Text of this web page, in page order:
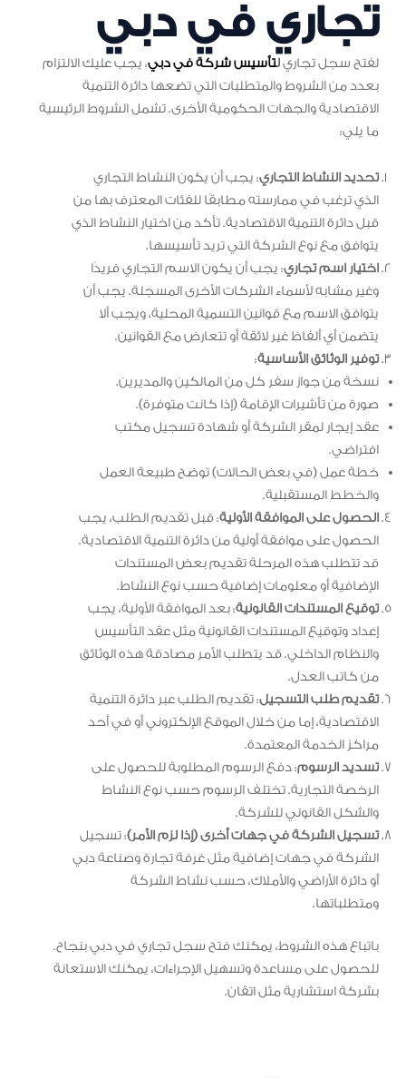
تجاري في دبي
لفتح سجل تجاريلتأسيس شركة في دبي، يجب عليك الالتزام
بعدد من الشروط والمتطلبات التي تضعها دائرة التنمية
الاقتصادية والجهات الحكومية الأخرى. تشمل الشروط الرئيسية
ما يلي:
تحديد النشاط التجاري: يجب أن يكون النشاط التجاري
الذي ترغب في ممارسته مطابقًا للفئات المعترف بها من
قبل دائرة التنمية الاقتصادية. تأكد من اختيار النشاط الذي
يتوافق مع نوع الشركة التي تريد تأسيسها.
اختيار اسم تجاري: يجب أن يكون الاسم التجاري فريدًا
وغير مشابه لأسماء الشركات الأخرى المسجلة. يجب أن
يتوافق الاسم مع قوانين التسمية المحلية، ويجب ألا
يتضمن أي ألفاظ غير لائقة أو تتعارض مع القوانين.
توفير الوثائق الأساسية:
نسخة من جواز سفر كل من المالكين والمديرين.
صورة من تأشيرات الإقامة (إذا كانت متوفرة).
عقد إيجار لمقر الشركة أو شهادة تسجيل مكتب
افتراضي.
خطة عمل (في بعض الحالات) توضح طبيعة العمل
والخطط المستقبلية.
الحصول على الموافقة الأولية: قبل تقديم الطلب، يجب
الحصول على موافقة أولية من دائرة التنمية الاقتصادية.
قد تتطلب هذه المرحلة تقديم بعض المستندات
الإضافية أو معلومات إضافية حسب نوع النشاط.
توقيع المستندات القانونية: بعد الموافقة الأولية، يجب
إعداد وتوقيع المستندات القانونية مثل عقد التأسيس
والنظام الداخلي. قد يتطلب الأمر مصادقة هذه الوثائق
من كاتب العدل.
تقديم طلب التسجيل: تقديم الطلب عبر دائرة التنمية
الاقتصادية، إما من خلال الموقع الإلكتروني أو في أحد
مراكز الخدمة المعتمدة.
تسديد الرسوم: دفع الرسوم المطلوبة للحصول على
الرخصة التجارية. تختلف الرسوم حسب نوع النشاط
والشكل القانوني للشركة.
تسجيل الشركة في جهات أخرى (إذا لزم الأمر): تسجيل
الشركة في جهات إضافية مثل غرفة تجارة وصناعة دبي
أو دائرة الأراضي والأملاك، حسب نشاط الشركة
ومتطلباتها.
باتباع هذه الشروط، يمكنك فتح سجل تجاري في دبي بنجاح.
للحصول على مساعدة وتسهيل الإجراءات، يمكنك الاستعانة
بشركة استشارية مثل اتقان.